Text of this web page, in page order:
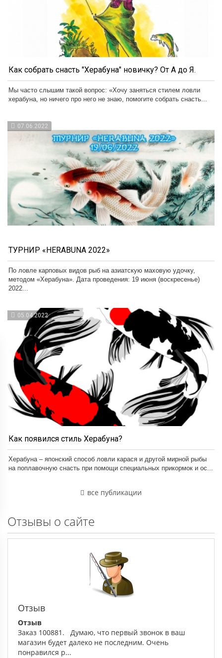
Как собрать снасть "Херабуна" новичку? От А до Я.
Мы часто слышим такой вопрос: «Хочу заняться стилем ловли
херабуна, но ничего про него не знаю, помогите собрать снасть...
07.06.2022
ТУРНИР «HERABUNA 2022»
По ловле карповых видов рыб на азиатскую маховую удочку,
методом «Херабуна». Дата проведения: 19 июня (воскресенье)
2022...
05.04.2022
Как появился стиль Херабуна?
Херабуна – японский способ ловли карася и другой мирной рыбы
на поплавочную снасть при помощи специальных прикормок и ос...
все публикации
Отзывы о сайте
Отзыв
Отзыв
Заказ 100881. Думаю, что первый звонок в ваш
магазин будет далеко не последним. Очень
понравился р...